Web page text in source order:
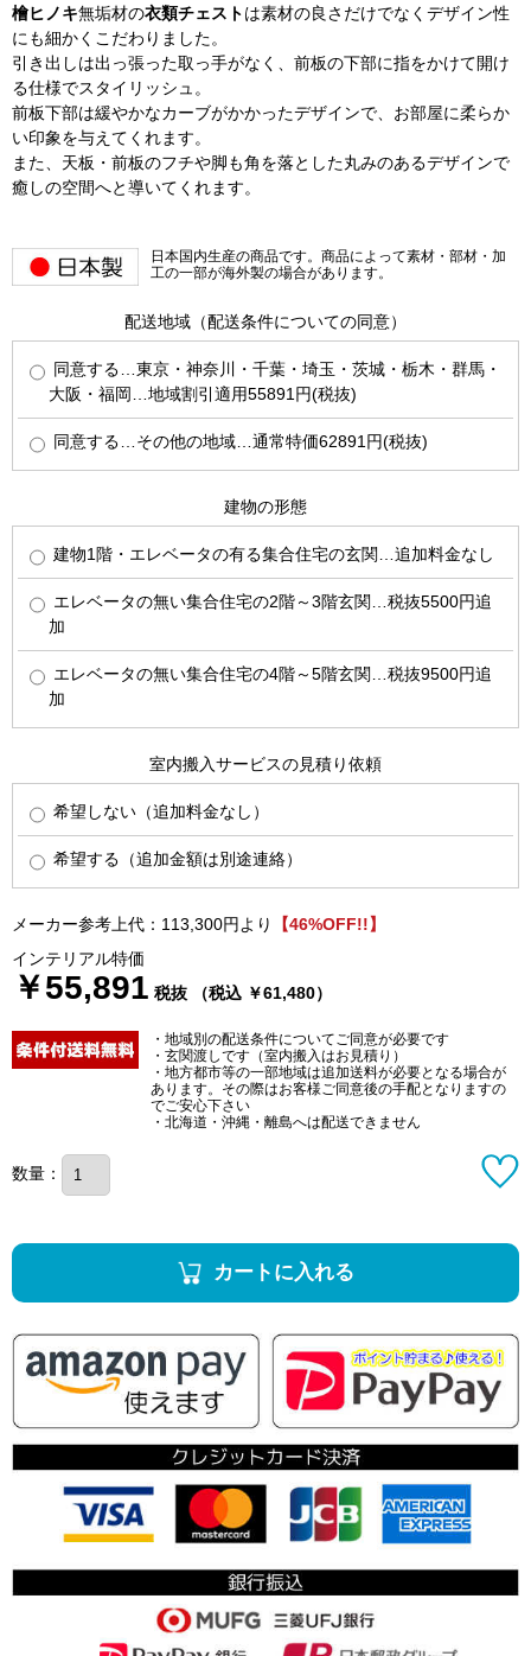
檜ヒノキ無垢材の衣類チェストは素材の良さだけでなくデザイン性
にも細かくこだわりました。
引き出しは出っ張った取っ手がなく、前板の下部に指をかけて開け
る仕様でスタイリッシュ。
前板下部は緩やかなカーブがかかったデザインで、お部屋に柔らか
い印象を与えてくれます。
また、天板・前板のフチや脚も角を落とした丸みのあるデザインで
癒しの空間へと導いてくれます。
日本国内生産の商品です。商品によって素材・部材・加
工の一部が海外製の場合があります。
配送地域（配送条件についての同意）
同意する…東京・神奈川・千葉・埼玉・茨城・栃木・群馬・
大阪・福岡…地域割引適用55891円(税抜)
同意する…その他の地域…通常特価62891円(税抜)
建物の形態
建物1階・エレベータの有る集合住宅の玄関…追加料金なし
エレベータの無い集合住宅の2階～3階玄関…税抜5500円追
加
エレベータの無い集合住宅の4階～5階玄関…税抜9500円追
加
室内搬入サービスの見積り依頼
希望しない（追加料金なし）
希望する（追加金額は別途連絡）
メーカー参考上代：113,300円より
【46%OFF!!】
インテリアル特価
￥55,891 税抜 （税込 ￥61,480）
・地域別の配送条件についてご同意が必要です
・玄関渡しです（室内搬入はお見積り）
・地方都市等の一部地域は追加送料が必要となる場合が
あります。その際はお客様ご同意後の手配となりますの
でご安心下さい
・北海道・沖縄・離島へは配送できません
数量：
カートに入れる